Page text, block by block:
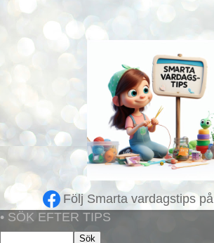
Följ Smarta vardagstips på
• SÖK EFTER TIPS